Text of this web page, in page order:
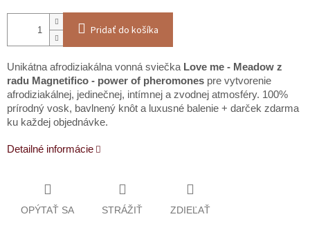
Pridať do košíka
Unikátna afrodiziakálna vonná sviečka Love me - Meadow z
radu Magnetifico - power of pheromones pre vytvorenie
afrodiziakálnej, jedinečnej, intímnej a zvodnej atmosféry. 100%
prírodný vosk, bavlnený knôt a luxusné balenie + darček zdarma
ku každej objednávke.
Detailné informácie
OPÝTAŤ SA STRÁŽIŤ ZDIEĽAŤ